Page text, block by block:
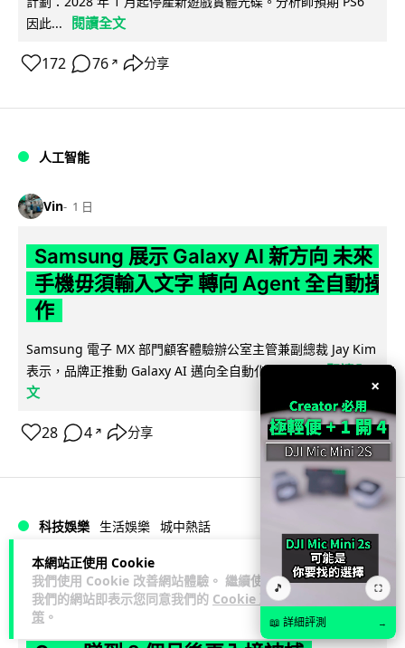
本網站正使用 Cookie
我們使用 Cookie 改善網站體驗。 繼續使用
我們的網站即表示您同意我們的 Cookie 政
策 。
因此...
閱讀全文
172 76 ↗ 分享
人工智能
Vin 1 日
Samsung 展示 Galaxy AI 新方向 未來
手機毋須輸入文字 轉向 Agent 全自動操
作
Samsung 電子 MX 部門顧客體驗辦公室主管兼副總裁 Jay Kim
表示，品牌正推動 Galaxy AI 邁向全自動化 Agent... 閱讀全
文
28 4 ↗ 分享
科技娛樂 生活娛樂 城中熱話
Lawton 1 日
港夫婦澳門的士拾相機 據為己有被的士
×
🎵 ⛶
📖 詳細評測 →